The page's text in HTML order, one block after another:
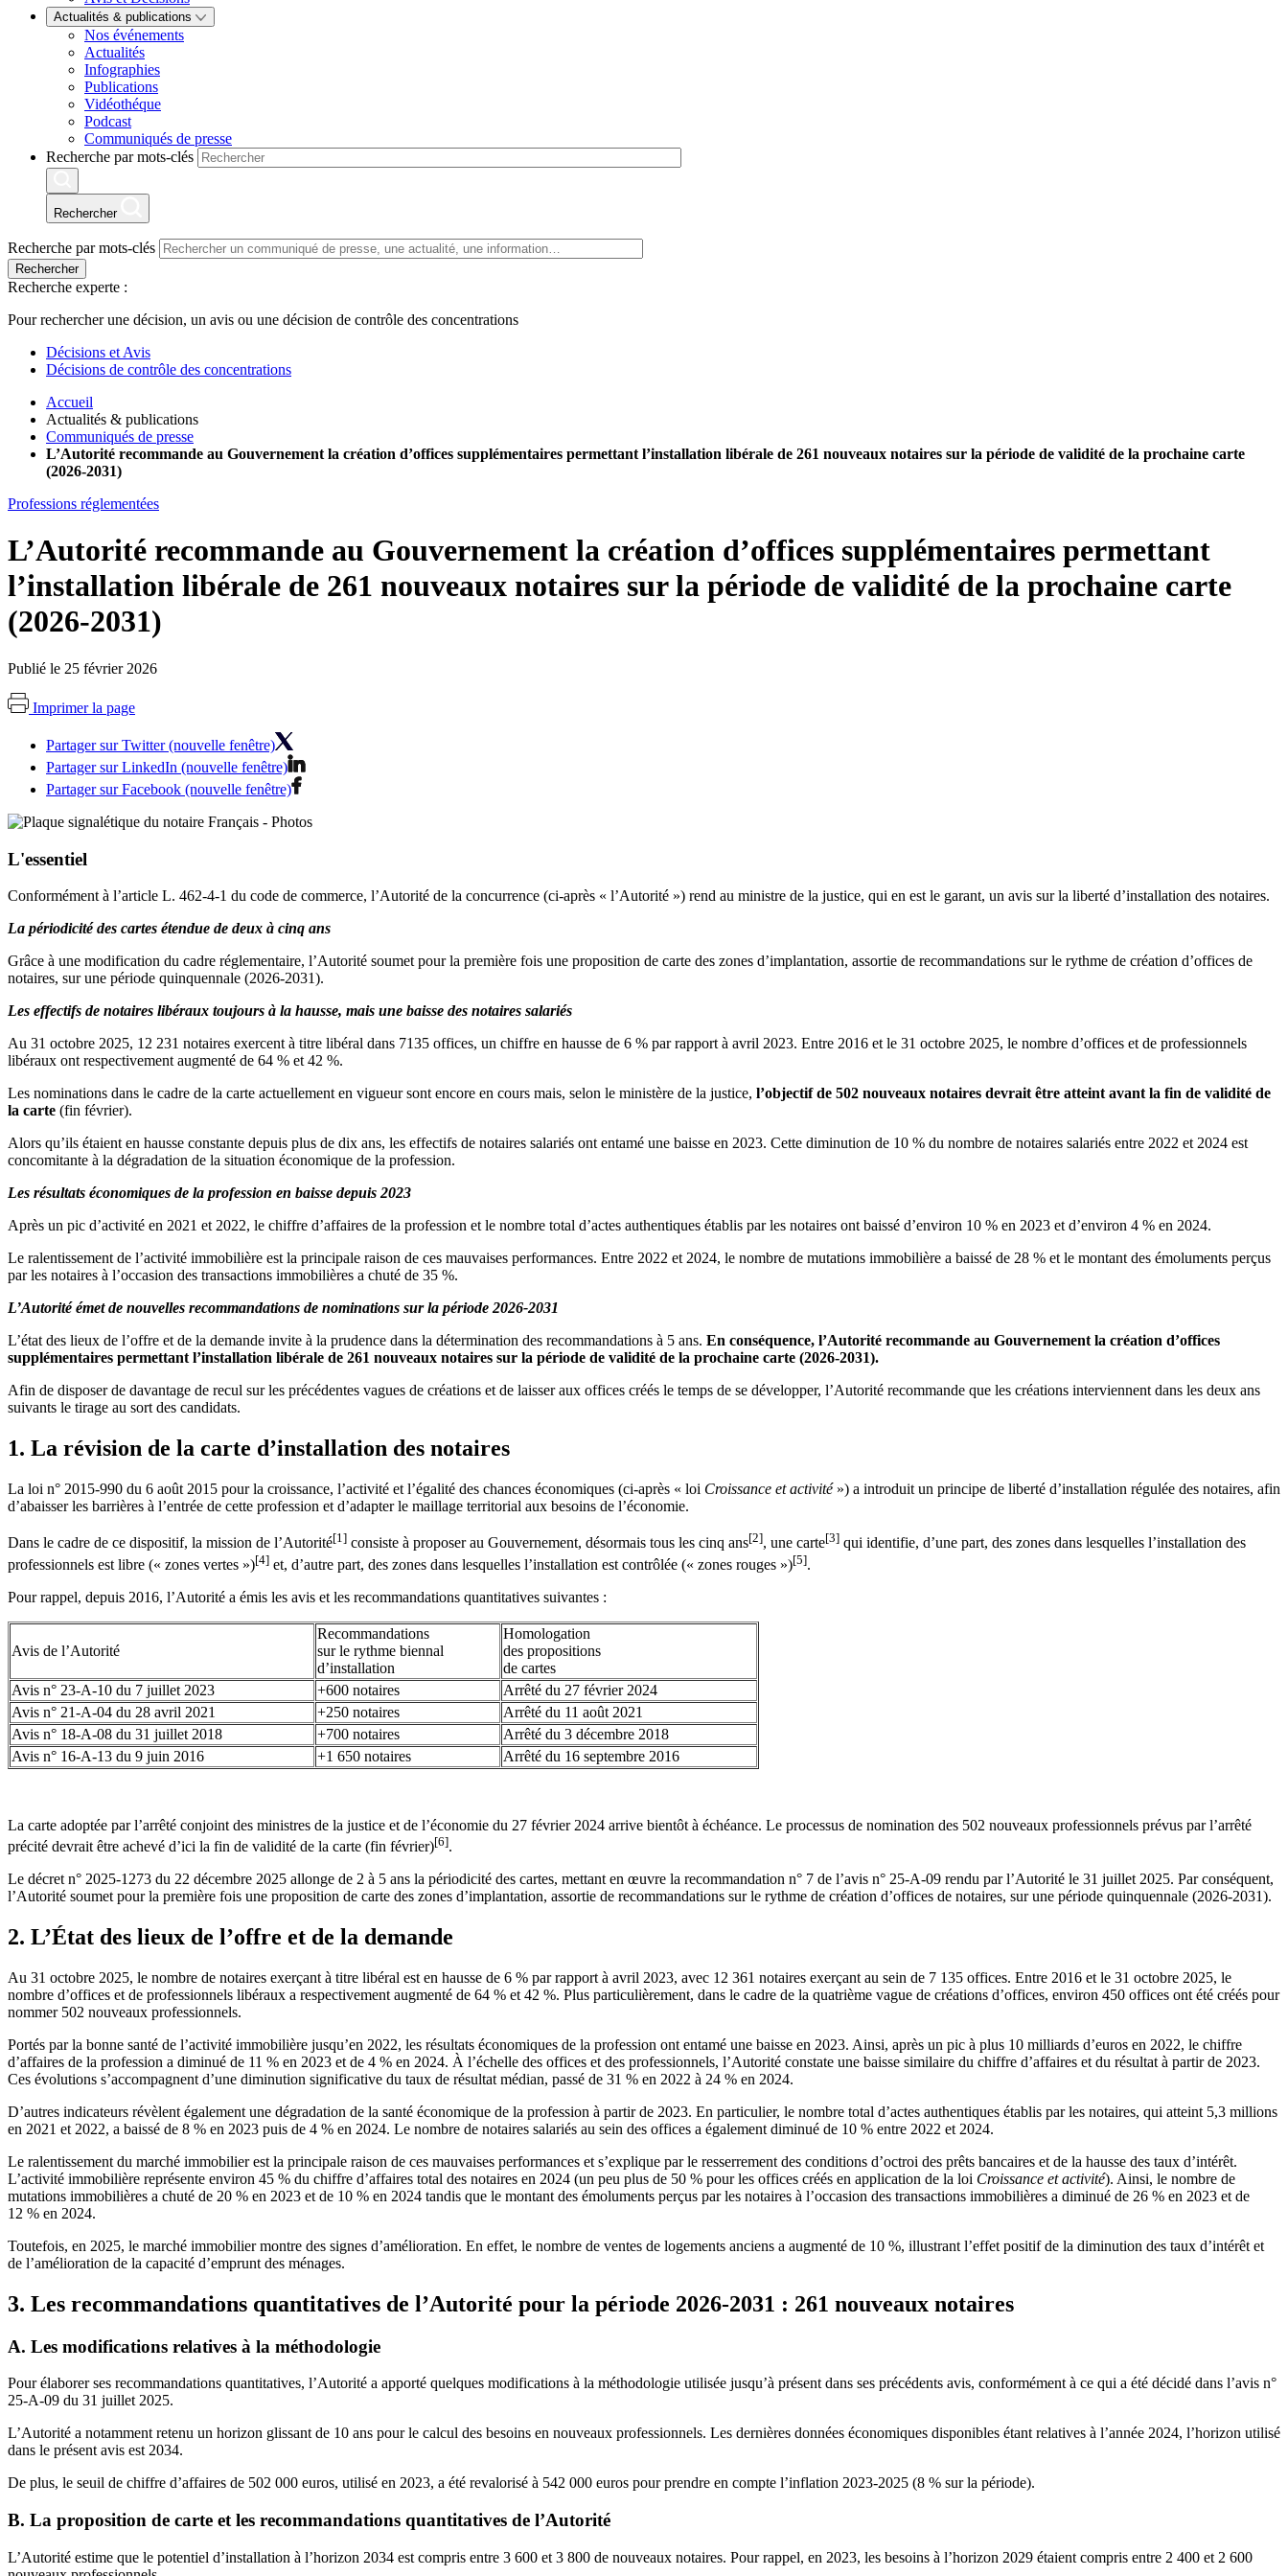
Actualités & publications
Nos événements
Actualités
Infographies
Publications
Vidéothéque
Podcast
Communiqués de presse
Recherche par mots-clés
Rechercher
Recherche par mots-clés
Rechercher
Recherche experte :
Pour rechercher une décision, un avis ou une décision de contrôle des concentrations
Décisions et Avis
Décisions de contrôle des concentrations
Accueil
Actualités & publications
Communiqués de presse
L’Autorité recommande au Gouvernement la création d’offices supplémentaires permettant l’installation libérale de 261 nouveaux notaires sur la période de validité de la prochaine carte
(2026-2031)
Professions réglementées
L’Autorité recommande au Gouvernement la création d’offices supplémentaires permettant
l’installation libérale de 261 nouveaux notaires sur la période de validité de la prochaine carte
(2026-2031)
Publié le 25 février 2026
Imprimer la page
Partager sur Twitter (nouvelle fenêtre)
Partager sur LinkedIn (nouvelle fenêtre)
Partager sur Facebook (nouvelle fenêtre)
L'essentiel
Conformément à l’article L. 462-4-1 du code de commerce, l’Autorité de la concurrence (ci-après « l’Autorité ») rend au ministre de la justice, qui en est le garant, un avis sur la liberté d’installation des notaires.
La périodicité des cartes étendue de deux à cinq ans
Grâce à une modification du cadre réglementaire, l’Autorité soumet pour la première fois une proposition de carte des zones d’implantation, assortie de recommandations sur le rythme de création d’offices de
notaires, sur une période quinquennale (2026-2031).
Les effectifs de notaires libéraux toujours à la hausse, mais une baisse des notaires salariés
Au 31 octobre 2025, 12 231 notaires exercent à titre libéral dans 7135 offices, un chiffre en hausse de 6 % par rapport à avril 2023. Entre 2016 et le 31 octobre 2025, le nombre d’offices et de professionnels
libéraux ont respectivement augmenté de 64 % et 42 %.
Les nominations dans le cadre de la carte actuellement en vigueur sont encore en cours mais, selon le ministère de la justice, l’objectif de 502 nouveaux notaires devrait être atteint avant la fin de validité de
la carte (fin février).
Alors qu’ils étaient en hausse constante depuis plus de dix ans, les effectifs de notaires salariés ont entamé une baisse en 2023. Cette diminution de 10 % du nombre de notaires salariés entre 2022 et 2024 est
concomitante à la dégradation de la situation économique de la profession.
Les résultats économiques de la profession en baisse depuis 2023
Après un pic d’activité en 2021 et 2022, le chiffre d’affaires de la profession et le nombre total d’actes authentiques établis par les notaires ont baissé d’environ 10 % en 2023 et d’environ 4 % en 2024.
Le ralentissement de l’activité immobilière est la principale raison de ces mauvaises performances. Entre 2022 et 2024, le nombre de mutations immobilière a baissé de 28 % et le montant des émoluments perçus
par les notaires à l’occasion des transactions immobilières a chuté de 35 %.
L’Autorité émet de nouvelles recommandations de nominations sur la période 2026-2031
L’état des lieux de l’offre et de la demande invite à la prudence dans la détermination des recommandations à 5 ans. En conséquence, l’Autorité recommande au Gouvernement la création d’offices
supplémentaires permettant l’installation libérale de 261 nouveaux notaires sur la période de validité de la prochaine carte (2026-2031).
Afin de disposer de davantage de recul sur les précédentes vagues de créations et de laisser aux offices créés le temps de se développer, l’Autorité recommande que les créations interviennent dans les deux ans
suivants le tirage au sort des candidats.
1. La révision de la carte d’installation des notaires
La loi n° 2015-990 du 6 août 2015 pour la croissance, l’activité et l’égalité des chances économiques (ci-après « loi Croissance et activité») a introduit un principe de liberté d’installation régulée des notaires, afin
d’abaisser les barrières à l’entrée de cette profession et d’adapter le maillage territorial aux besoins de l’économie.
Dans le cadre de ce dispositif, la mission de l’Autorité[1] consiste à proposer au Gouvernement, désormais tous les cinq ans[2], une carte[3] qui identifie, d’une part, des zones dans lesquelles l’installation des
professionnels est libre (« zones vertes »)[4] et, d’autre part, des zones dans lesquelles l’installation est contrôlée (« zones rouges »)[5].
Pour rappel, depuis 2016, l’Autorité a émis les avis et les recommandations quantitatives suivantes :
Avis de l’Autorité
Recommandations
sur le rythme biennal
d’installation
Homologation
des propositions
de cartes
Avis n° 23-A-10 du 7 juillet 2023
+600 notaires
Arrêté du 27 février 2024
Avis n° 21-A-04 du 28 avril 2021
+250 notaires
Arrêté du 11 août 2021
Avis n° 18-A-08 du 31 juillet 2018
+700 notaires
Arrêté du 3 décembre 2018
Avis n° 16-A-13 du 9 juin 2016
+1 650 notaires Arrêté du 16 septembre 2016
La carte adoptée par l’arrêté conjoint des ministres de la justice et de l’économie du 27 février 2024 arrive bientôt à échéance. Le processus de nomination des 502 nouveaux professionnels prévus par l’arrêté
précité devrait être achevé d’ici la fin de validité de la carte (fin février)[6].
Le décret n° 2025-1273 du 22 décembre 2025 allonge de 2 à 5 ans la périodicité des cartes, mettant en œuvre la recommandation n° 7 de l’avis n° 25-A-09 rendu par l’Autorité le 31 juillet 2025. Par conséquent,
l’Autorité soumet pour la première fois une proposition de carte des zones d’implantation, assortie de recommandations sur le rythme de création d’offices de notaires, sur une période quinquennale (2026-2031).
2. L’État des lieux de l’offre et de la demande
Au 31 octobre 2025, le nombre de notaires exerçant à titre libéral est en hausse de 6 % par rapport à avril 2023, avec 12 361 notaires exerçant au sein de 7 135 offices. Entre 2016 et le 31 octobre 2025, le
nombre d’offices et de professionnels libéraux a respectivement augmenté de 64 % et 42 %. Plus particulièrement, dans le cadre de la quatrième vague de créations d’offices, environ 450 offices ont été créés pour
nommer 502 nouveaux professionnels.
Portés par la bonne santé de l’activité immobilière jusqu’en 2022, les résultats économiques de la profession ont entamé une baisse en 2023. Ainsi, après un pic à plus 10 milliards d’euros en 2022, le chiffre
d’affaires de la profession a diminué de 11 % en 2023 et de 4 % en 2024. À l’échelle des offices et des professionnels, l’Autorité constate une baisse similaire du chiffre d’affaires et du résultat à partir de 2023.
Ces évolutions s’accompagnent d’une diminution significative du taux de résultat médian, passé de 31 % en 2022 à 24 % en 2024.
D’autres indicateurs révèlent également une dégradation de la santé économique de la profession à partir de 2023. En particulier, le nombre total d’actes authentiques établis par les notaires, qui atteint 5,3 millions
en 2021 et 2022, a baissé de 8 % en 2023 puis de 4 % en 2024. Le nombre de notaires salariés au sein des offices a également diminué de 10 % entre 2022 et 2024.
Le ralentissement du marché immobilier est la principale raison de ces mauvaises performances et s’explique par le resserrement des conditions d’octroi des prêts bancaires et de la hausse des taux d’intérêt.
L’activité immobilière représente environ 45 % du chiffre d’affaires total des notaires en 2024 (un peu plus de 50 % pour les offices créés en application de la loi Croissance et activité). Ainsi, le nombre de
mutations immobilières a chuté de 20 % en 2023 et de 10 % en 2024 tandis que le montant des émoluments perçus par les notaires à l’occasion des transactions immobilières a diminué de 26 % en 2023 et de
12 % en 2024.
Toutefois, en 2025, le marché immobilier montre des signes d’amélioration. En effet, le nombre de ventes de logements anciens a augmenté de 10 %, illustrant l’effet positif de la diminution des taux d’intérêt et
de l’amélioration de la capacité d’emprunt des ménages.
3. Les recommandations quantitatives de l’Autorité pour la période 2026-2031 : 261 nouveaux notaires
A. Les modifications relatives à la méthodologie
Pour élaborer ses recommandations quantitatives, l’Autorité a apporté quelques modifications à la méthodologie utilisée jusqu’à présent dans ses précédents avis, conformément à ce qui a été décidé dans l’avis n°
25-A-09 du 31 juillet 2025.
L’Autorité a notamment retenu un horizon glissant de 10 ans pour le calcul des besoins en nouveaux professionnels. Les dernières données économiques disponibles étant relatives à l’année 2024, l’horizon utilisé
dans le présent avis est 2034.
De plus, le seuil de chiffre d’affaires de 502 000 euros, utilisé en 2023, a été revalorisé à 542 000 euros pour prendre en compte l’inflation 2023-2025 (8 % sur la période).
B. La proposition de carte et les recommandations quantitatives de l’Autorité
L’Autorité estime que le potentiel d’installation à l’horizon 2034 est compris entre 3 600 et 3 800 de nouveaux notaires. Pour rappel, en 2023, les besoins à l’horizon 2029 étaient compris entre 2 400 et 2 600